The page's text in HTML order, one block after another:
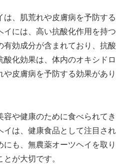
は、肌荒れや皮膚病を予防する
イには、高い抗酸化作用を持つ
有効成分が含まれており、抗酸
化効果は、体内のオキシドロ
や皮膚病を予防する効果があり
容や健康のために食べられてき
イは、健康食品として注目され
も、無農薬オーツヘイを取り
が大切です。